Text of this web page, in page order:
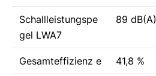
Schallleistungspe
gel LWA7
89 dB(A)
Gesamteffizienz e 41,8 %